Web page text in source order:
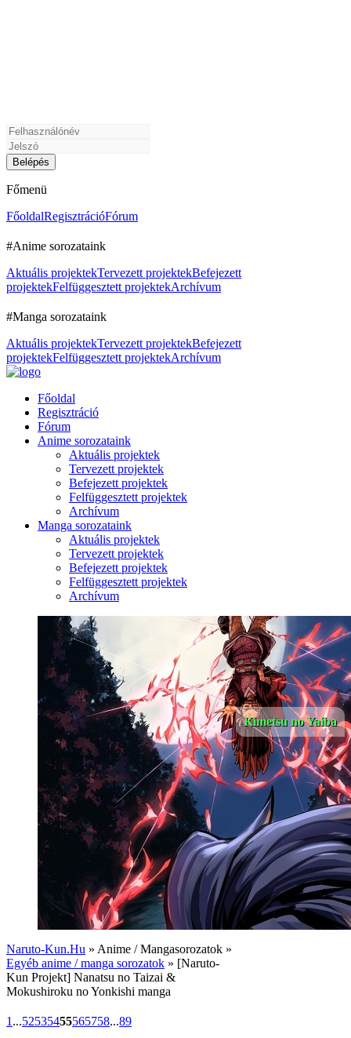
Főmenü
FőoldalRegisztrációFórum
#Anime sorozataink
Aktuális projektekTervezett projektekBefejezett
projektekFelfüggesztett projektekArchívum
#Manga sorozataink
Aktuális projektekTervezett projektekBefejezett
projektekFelfüggesztett projektekArchívum
Főoldal
Regisztráció
Fórum
Anime sorozataink
Aktuális projektek
Tervezett projektek
Befejezett projektek
Felfüggesztett projektek
Archívum
Manga sorozataink
Aktuális projektek
Tervezett projektek
Befejezett projektek
Felfüggesztett projektek
Archívum
Kimetsu no Yaiba
Naruto-Kun.Hu » Anime / Mangasorozatok »
Egyéb anime / manga sorozatok » [Naruto-
Kun Projekt] Nanatsu no Taizai &
Mokushiroku no Yonkishi manga
1 ...52535455565758...89